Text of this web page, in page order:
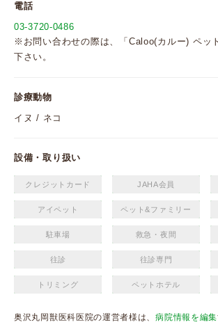
電話
03-3720-0486
※お問い合わせの際は、「Caloo(カルー) ペッ
下さい。
診療動物
イヌ / ネコ
設備・取り扱い
クレジットカード JAHA会員
アイペット ペット&ファミリー
駐車場 救急・夜間
往診 往診専門
トリミング ペットホテル
奥沢丸岡獣医科医院の運営者様は、病院情報を編集